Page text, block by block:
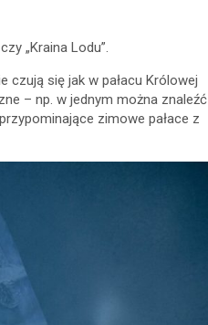
„Kraina Lodu”.
czują się jak w pałacu Królowej
– np. w jednym można znaleźć
zimowe pałace z